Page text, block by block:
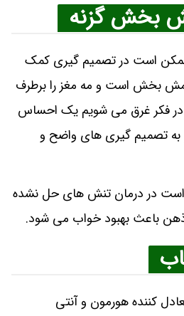
بخش گزنه
ممکن است در تصمیم گیری کمک
بخش است و مه مغز را برطرف
فکر غرق می شویم یک احساس
به تصمیم گیری های واضح و
است در درمان تنش های حل نشده
باعث بهبود خواب می شود.
کننده هورمون و آنتی